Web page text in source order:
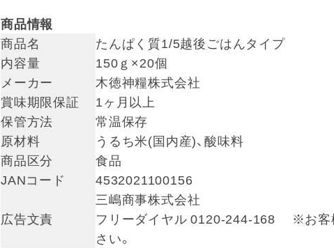
商品情報
商品名
たんぱく質1/5越後ごはんタイプ
内容量
150ｇ×20個
メーカー
木徳神糧株式会社
賞味期限保証
1ヶ月以上
保管方法
常温保存
原材料
うるち米(国内産)、酸味料
商品区分
食品
JANコード
4532021100156
広告文責
三嶋商事株式会社
フリーダイヤル 0120-244-168 ※お客
さい。